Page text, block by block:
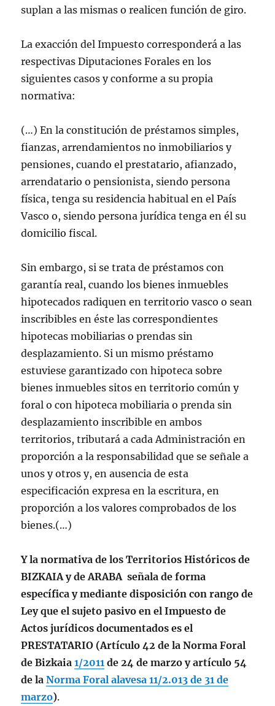
suplan a las mismas o realicen función de giro.
La exacción del Impuesto corresponderá a las
respectivas Diputaciones Forales en los
siguientes casos y conforme a su propia
normativa:
(…) En la constitución de préstamos simples,
fianzas, arrendamientos no inmobiliarios y
pensiones, cuando el prestatario, afianzado,
arrendatario o pensionista, siendo persona
física, tenga su residencia habitual en el País
Vasco o, siendo persona jurídica tenga en él su
domicilio fiscal.
Sin embargo, si se trata de préstamos con
garantía real, cuando los bienes inmuebles
hipotecados radiquen en territorio vasco o sean
inscribibles en éste las correspondientes
hipotecas mobiliarias o prendas sin
desplazamiento. Si un mismo préstamo
estuviese garantizado con hipoteca sobre
bienes inmuebles sitos en territorio común y
foral o con hipoteca mobiliaria o prenda sin
desplazamiento inscribible en ambos
territorios, tributará a cada Administración en
proporción a la responsabilidad que se señale a
unos y otros y, en ausencia de esta
especificación expresa en la escritura, en
proporción a los valores comprobados de los
bienes.(…)
Y la normativa de los Territorios Históricos de
BIZKAIA y de ARABA señala de forma
específica y mediante disposición con rango de
Ley que el sujeto pasivo en el Impuesto de
Actos jurídicos documentados es el
PRESTATARIO (Artículo 42 de la Norma Foral
de Bizkaia1/2011 de 24 de marzo y artículo 54
de laNorma Foral alavesa 11/2.013 de 31 de
marzo).